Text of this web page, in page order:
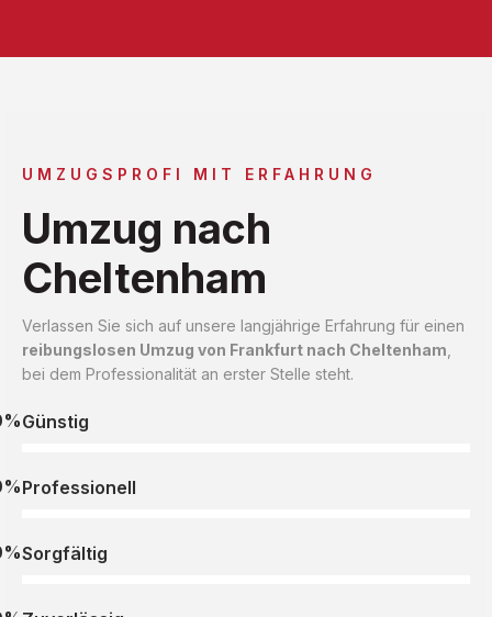
UMZUGSPROFI MIT ERFAHRUNG
Umzug nach
Cheltenham
Verlassen Sie sich auf unsere langjährige Erfahrung für einen
reibungslosen Umzug von Frankfurt nach Cheltenham
bei dem Professionalität an erster Stelle steht.
Günstig
Professionell
Sorgfältig